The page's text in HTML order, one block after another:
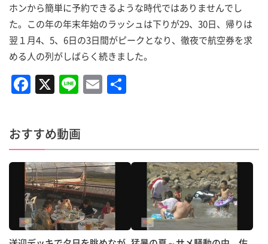
ホンから簡単に予約できるような時代ではありませんでし
た。この年の年末年始のラッシュは下りが29、30日、帰りは
翌１月4、5、6日の3日間がピークとなり、徹夜で航空券を求
める人の列がしばらく続きました。
F
a
c
e
b
o
o
k
X Li
n
e
E
m
l
おすすめ動画